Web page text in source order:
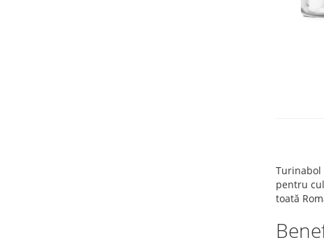
Turinabol
pentru
toată